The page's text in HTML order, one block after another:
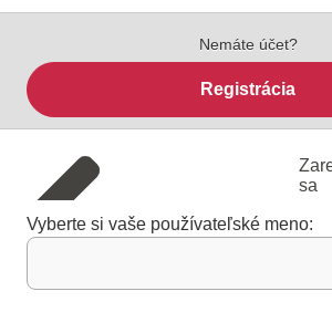
Nemáte účet?
Registrácia
sa
Vyberte si vaše používateľské meno: